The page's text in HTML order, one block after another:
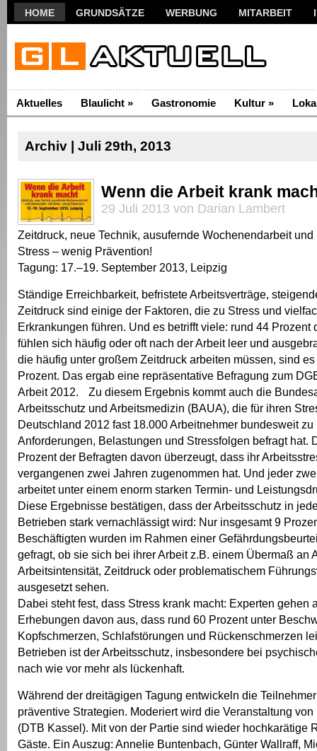
HOME GRUNDSÄTZE WERBUNG MITARBEIT
Aktuelles Blaulicht » Gastronomie Kultur »
Archiv | Juli 29th, 2013
Wenn die Arbeit krank
29 Juli 2013 von Darian Lambert
Zeitdruck, neue Technik, ausufernde Wochenendarbeit
Stress – wenig Prävention!
Tagung: 17.–19. September 2013, Leipzig
Ständige Erreichbarkeit, befristete Arbeitsverträge,
Zeitdruck sind einige der Faktoren, die zu Stress und
Erkrankungen führen. Und es betrifft viele: rund 44 Prozent
fühlen sich häufig oder oft nach der Arbeit leer und
die häufig unter großem Zeitdruck arbeiten müssen, sind
Prozent. Das ergab eine repräsentative Befragung zum
Arbeit 2012. Zu diesem Ergebnis kommt auch die
Arbeitsschutz und Arbeitsmedizin (BAUA), die für ihren
Deutschland 2012 fast 18.000 Arbeitnehmer bundesweit
Anforderungen, Belastungen und Stressfolgen befragt hat.
Prozent der Befragten davon überzeugt, dass ihr
vergangenen zwei Jahren zugenommen hat. Und jeder
arbeitet unter einem enorm starken Termin- und
Diese Ergebnisse bestätigen, dass der Arbeitsschutz in
Betrieben stark vernachlässigt wird: Nur insgesamt 9
Beschäftigten wurden im Rahmen einer
gefragt, ob sie sich bei ihrer Arbeit z.B. einem Übermaß an
Arbeitsintensität, Zeitdruck oder problematischem
ausgesetzt sehen.
Dabei steht fest, dass Stress krank macht: Experten gehen
Erhebungen davon aus, dass rund 60 Prozent unter
Kopfschmerzen, Schlafstörungen und Rückenschmerzen
Betrieben ist der Arbeitsschutz, insbesondere bei
nach wie vor mehr als lückenhaft.
Während der dreitägigen Tagung entwickeln die
präventive Strategien. Moderiert wird die Veranstaltung
(DTB Kassel). Mit von der Partie sind wieder hochkarätige
Gäste. Ein Auszug: Annelie Buntenbach, Günter Wallraff,